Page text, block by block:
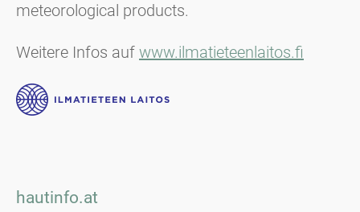
meteorological products.
Weitere Infos auf www.ilmatieteenlaitos.fi
hautinfo.at